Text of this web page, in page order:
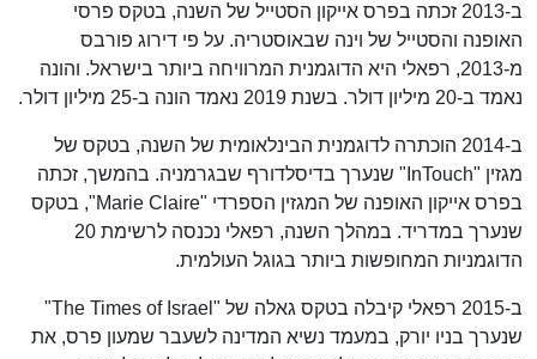
ב-2013 זכתה בפרס אייקון הסטייל של השנה, בטקס פרסי
האופנה והסטייל של וינה שבאוסטריה. על פי דירוג פורבס
מ-2013, רפאלי היא הדוגמנית המרוויחה ביותר בישראל. והונה
נאמד ב-20 מיליון דולר. בשנת 2019 נאמד הונה ב-25 מיליון דולר.
ב-2014 הוכתרה לדוגמנית הבינלאומית של השנה, בטקס של
מגזין "InTouch" שנערך בדיסלדורף שבגרמניה. בהמשך, זכתה
בפרס אייקון האופנה של המגזין הספרדי "Marie Claire", בטקס
שנערך במדריד. במהלך השנה, רפאלי נכנסה לרשימת 20
הדוגמניות המחופשות ביותר בגוגל העולמית.
ב-2015 רפאלי קיבלה בטקס גאלה של "The Times of Israel"
שנערך בניו יורק, במעמד נשיא המדינה לשעבר שמעון פרס, את